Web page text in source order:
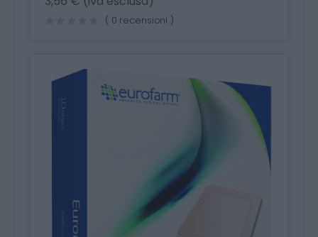
( 0 recensioni )